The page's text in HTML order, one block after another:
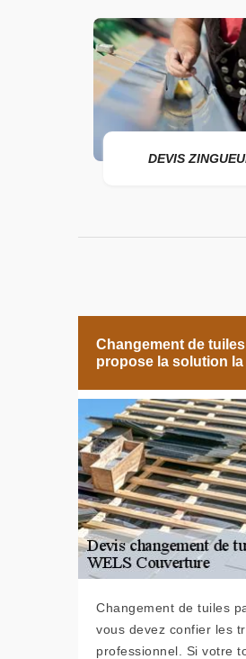
DEVIS
Changement de
propose la solution
Changement de tuiles
vous devez confier les
professionnel. Si votre